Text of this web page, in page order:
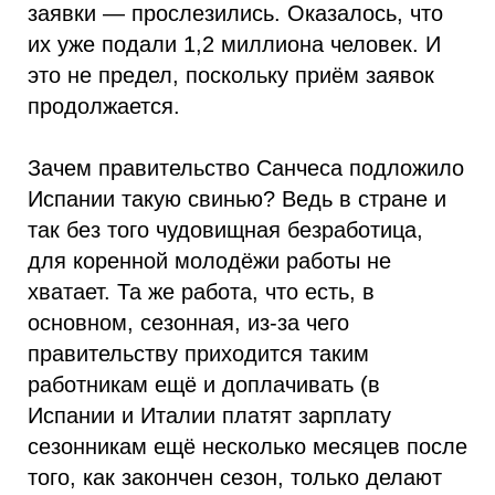
заявки — прослезились. Оказалось, что
их уже подали 1,2 миллиона человек. И
это не предел, поскольку приём заявок
продолжается.
Зачем правительство Санчеса подложило
Испании такую свинью? Ведь в стране и
так без того чудовищная безработица,
для коренной молодёжи работы не
хватает. Та же работа, что есть, в
основном, сезонная, из-за чего
правительству приходится таким
работникам ещё и доплачивать (в
Испании и Италии платят зарплату
сезонникам ещё несколько месяцев после
того, как закончен сезон, только делают